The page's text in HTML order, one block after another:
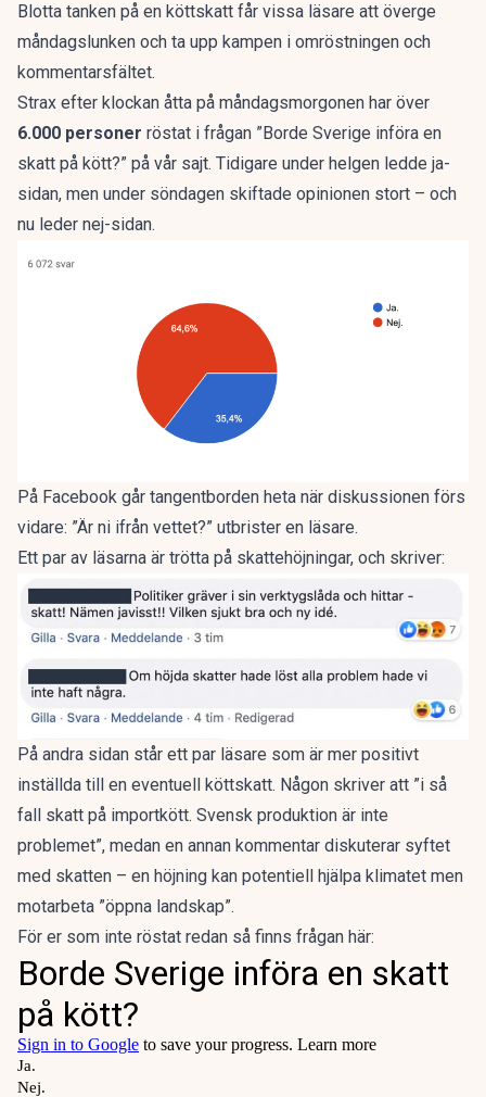
Blotta tanken på en köttskatt får vissa läsare att överge
måndagslunken och ta upp kampen i omröstningen och
kommentarsfältet.
Strax efter klockan åtta på måndagsmorgonen har över
6.000 personer röstat i frågan ”Borde Sverige införa en
skatt på kött?” på vår sajt. Tidigare under helgen ledde ja-
sidan, men under söndagen skiftade opinionen stort – och
nu leder nej-sidan.
På Facebook går tangentborden heta när diskussionen förs
vidare: ”Är ni ifrån vettet?” utbrister en läsare.
Ett par av läsarna är trötta på skattehöjningar, och skriver:
På andra sidan står ett par läsare som är mer positivt
inställda till en eventuell köttskatt. Någon skriver att ”i så
fall skatt på importkött. Svensk produktion är inte
problemet”, medan en annan kommentar diskuterar syftet
med skatten – en höjning kan potentiell hjälpa klimatet men
motarbeta ”öppna landskap”.
För er som inte röstat redan så finns frågan här: